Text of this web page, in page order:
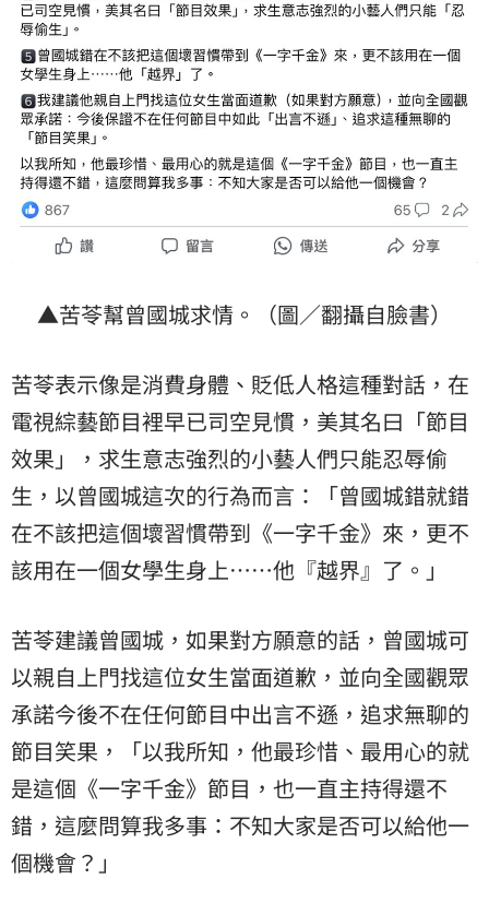
▲苦苓幫曾國城求情。（圖／翻攝自臉書）
苦苓表示像是消費身體、貶低人格這種對話，在
電視綜藝節目裡早已司空見慣，美其名曰「節目
效果」，求生意志強烈的小藝人們只能忍辱偷
生，以曾國城這次的行為而言：「曾國城錯就錯
在不該把這個壞習慣帶到《一字千金》來，更不
該用在一個女學生身上⋯⋯他『越界』了。」
苦苓建議曾國城，如果對方願意的話，曾國城可
以親自上門找這位女生當面道歉，並向全國觀眾
承諾今後不在任何節目中出言不遜，追求無聊的
節目笑果，「以我所知，他最珍惜、最用心的就
是這個《一字千金》節目，也一直主持得還不
錯，這麼問算我多事：不知大家是否可以給他一
個機會？」